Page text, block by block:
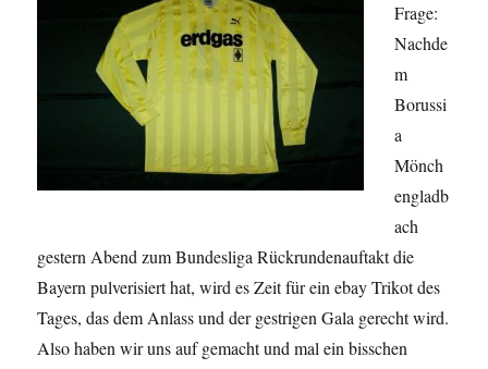
Frage:
Nachde
m
Borussi
a
Mönch
engladb
ach
gestern Abend zum Bundesliga Rückrundenauftakt die
Bayern pulverisiert hat, wird es Zeit für ein ebay Trikot des
Tages, das dem Anlass und der gestrigen Gala gerecht wird.
Also haben wir uns auf gemacht und mal ein bisschen